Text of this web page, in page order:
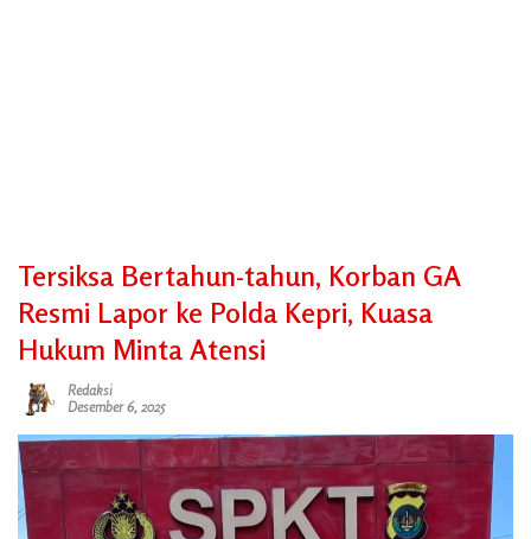
Tersiksa Bertahun-tahun, Korban GA
Resmi Lapor ke Polda Kepri, Kuasa
Hukum Minta Atensi
Redaksi
Desember 6, 2025